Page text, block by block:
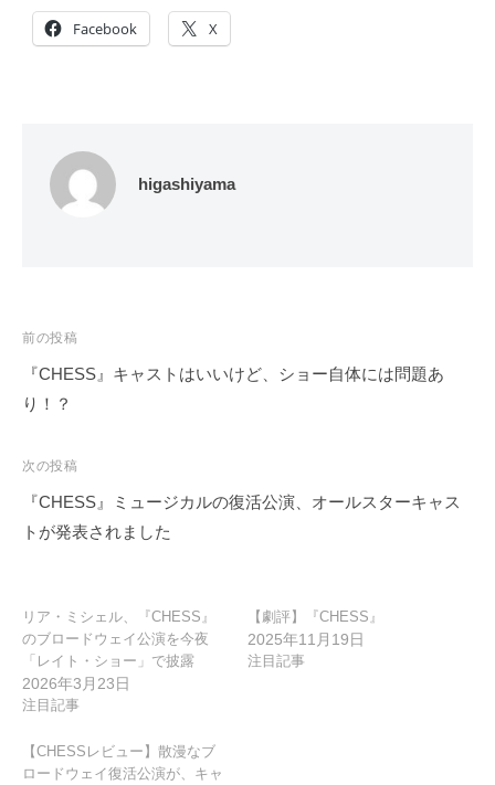
Facebook X
higashiyama
投
稿
ナ
ゲ
ー
シ
前の投稿
『CHESS』キャストはいいけど、ショー自体には問題あ
り！？
次の投稿
『CHESS』ミュージカルの復活公演、オールスターキャス
トが発表されました
リア・ミシェル、『CHESS』
のブロードウェイ公演を今夜
「レイト・ショー」で披露
2026年3月23日
注目記事
【劇評】『CHESS』
2025年11月19日
注目記事
【CHESSレビュー】散漫なブ
ロードウェイ復活公演が、キャ